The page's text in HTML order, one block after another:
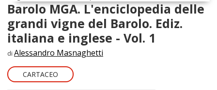
Barolo MGA. L'enciclopedia delle
grandi vigne del Barolo. Ediz.
italiana e inglese - Vol. 1
di Alessandro Masnaghetti
CARTACEO